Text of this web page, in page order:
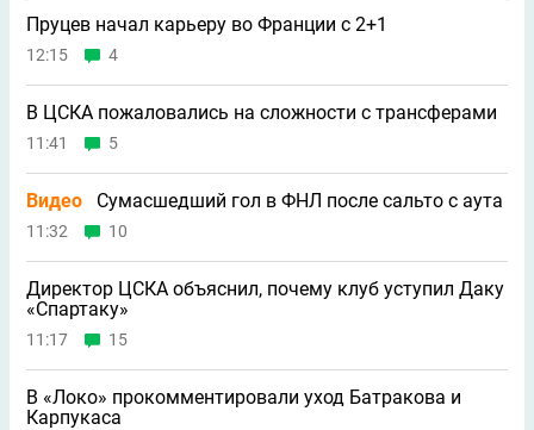
Пруцев начал карьеру во Франции с 2+1
12:15 4
В ЦСКА пожаловались на сложности с трансферами
11:41 5
Видео Сумасшедший гол в ФНЛ после сальто с аута
11:32 10
Директор ЦСКА объяснил, почему клуб уступил Даку
«Спартаку»
11:17 15
В «Локо» прокомментировали уход Батракова и
Карпукаса